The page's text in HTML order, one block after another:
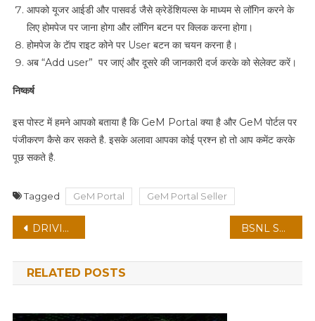
आपको यूजर आईडी और पासवर्ड जैसे क्रेडेंशियल्स के माध्यम से लॉगिन करने के
लिए होमपेज पर जाना होगा और लॉगिन बटन पर क्लिक करना होगा।
होमपेज के टॅाप राइट कोने पर User बटन का चयन करना है।
अब “Add user” पर जाएं और दूसरे की जानकारी दर्ज करके को सेलेक्ट करें।
निष्कर्ष
इस पोस्ट में हमने आपको बताया है कि GeM Portal क्या है और GeM पोर्टल पर
पंजीकरण कैसे कर सकते है. इसके अलावा आपका कोई प्रश्न हो तो आप कमेंट करके
पूछ सकते है.
Tagged GeM Portal GeM Portal Seller
Post
navigation
DRIVING LICENSE 2023: घर बैठे ऑनलाइन ड्राइविंग लाइसेंस कैसे बनवाये? BSNL Special Offer: पाएं साल भर के लिए कॅालिंग और डेटा फ्री
RELATED POSTS